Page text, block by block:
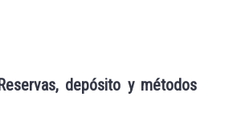
depósito y métodos